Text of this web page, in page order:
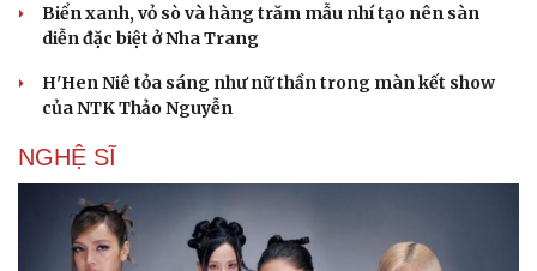
Biển xanh, vỏ sò và hàng trăm mẫu nhí tạo nên sàn
diễn đặc biệt ở Nha Trang
H'Hen Niê tỏa sáng như nữ thần trong màn kết show
của NTK Thảo Nguyễn
NGHỆ SĨ